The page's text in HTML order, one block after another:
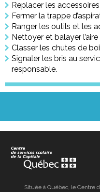
Replacer les
Fermer la trappe
Ranger les outils et les
Nettoyer et balayer
Classer les chutes de
Signaler les bris au
responsable.
Située à Québec, le Centre